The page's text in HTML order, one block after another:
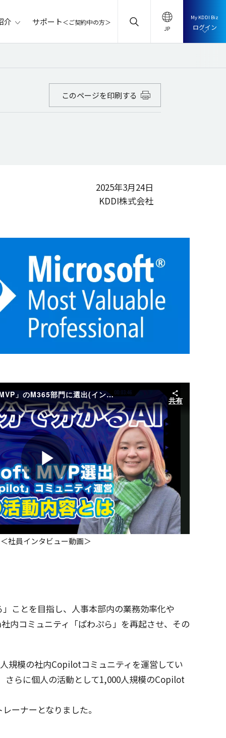
介 サポート＜ご契約中の方＞
My KDDI Biz
ログイン
このページを印刷する
2025年3月24日
KDDI株式会社
KDDI社員が「Microsoft MVP」のM365部門に選出(インタビュー動画)
共有
Play
Video
＜社員インタビュー動画＞
ことを目指 し、 人事本部内の業務効率化や
社内コミュニティ 「ぱわぷら」を再起させ、その
人規模の社内Copilotコミュニティ を運営 してい
さらに個人の活動として1,000人規模のCopilot
レーナー となりました。